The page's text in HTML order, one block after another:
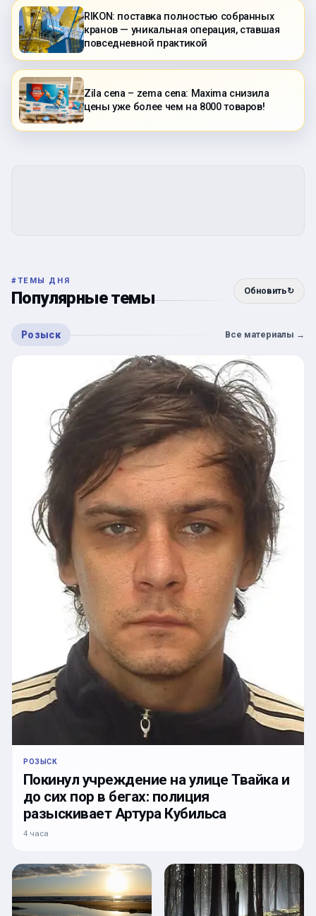
RIKON: поставка полностью собранных
кранов — уникальная операция, ставшая
повседневной практикой
Zila cena – zema cena: Maxima снизила
цены уже более чем на 8000 товаров!
#ТЕМЫ ДНЯ
Популярные темы Обновить↻
Розыск Все материалы →
РОЗЫСК
Покинул учреждение на улице Твайка и
до сих пор в бегах: полиция
разыскивает Артура Кубильса
4 часа